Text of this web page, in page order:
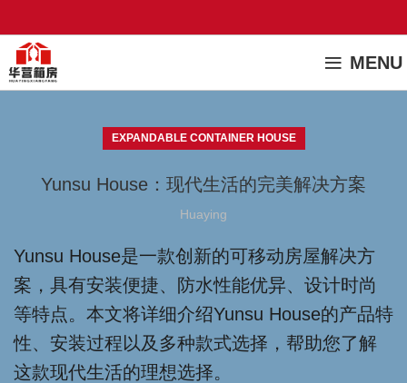
MENU
EXPANDABLE CONTAINER HOUSE
Yunsu House：现代生活的完美解决方案
Huaying
Yunsu House是一款创新的可移动房屋解决方
案，具有安装便捷、防水性能优异、设计时尚
等特点。本文将详细介绍Yunsu House的产品特
性、安装过程以及多种款式选择，帮助您了解
这款现代生活的理想选择。